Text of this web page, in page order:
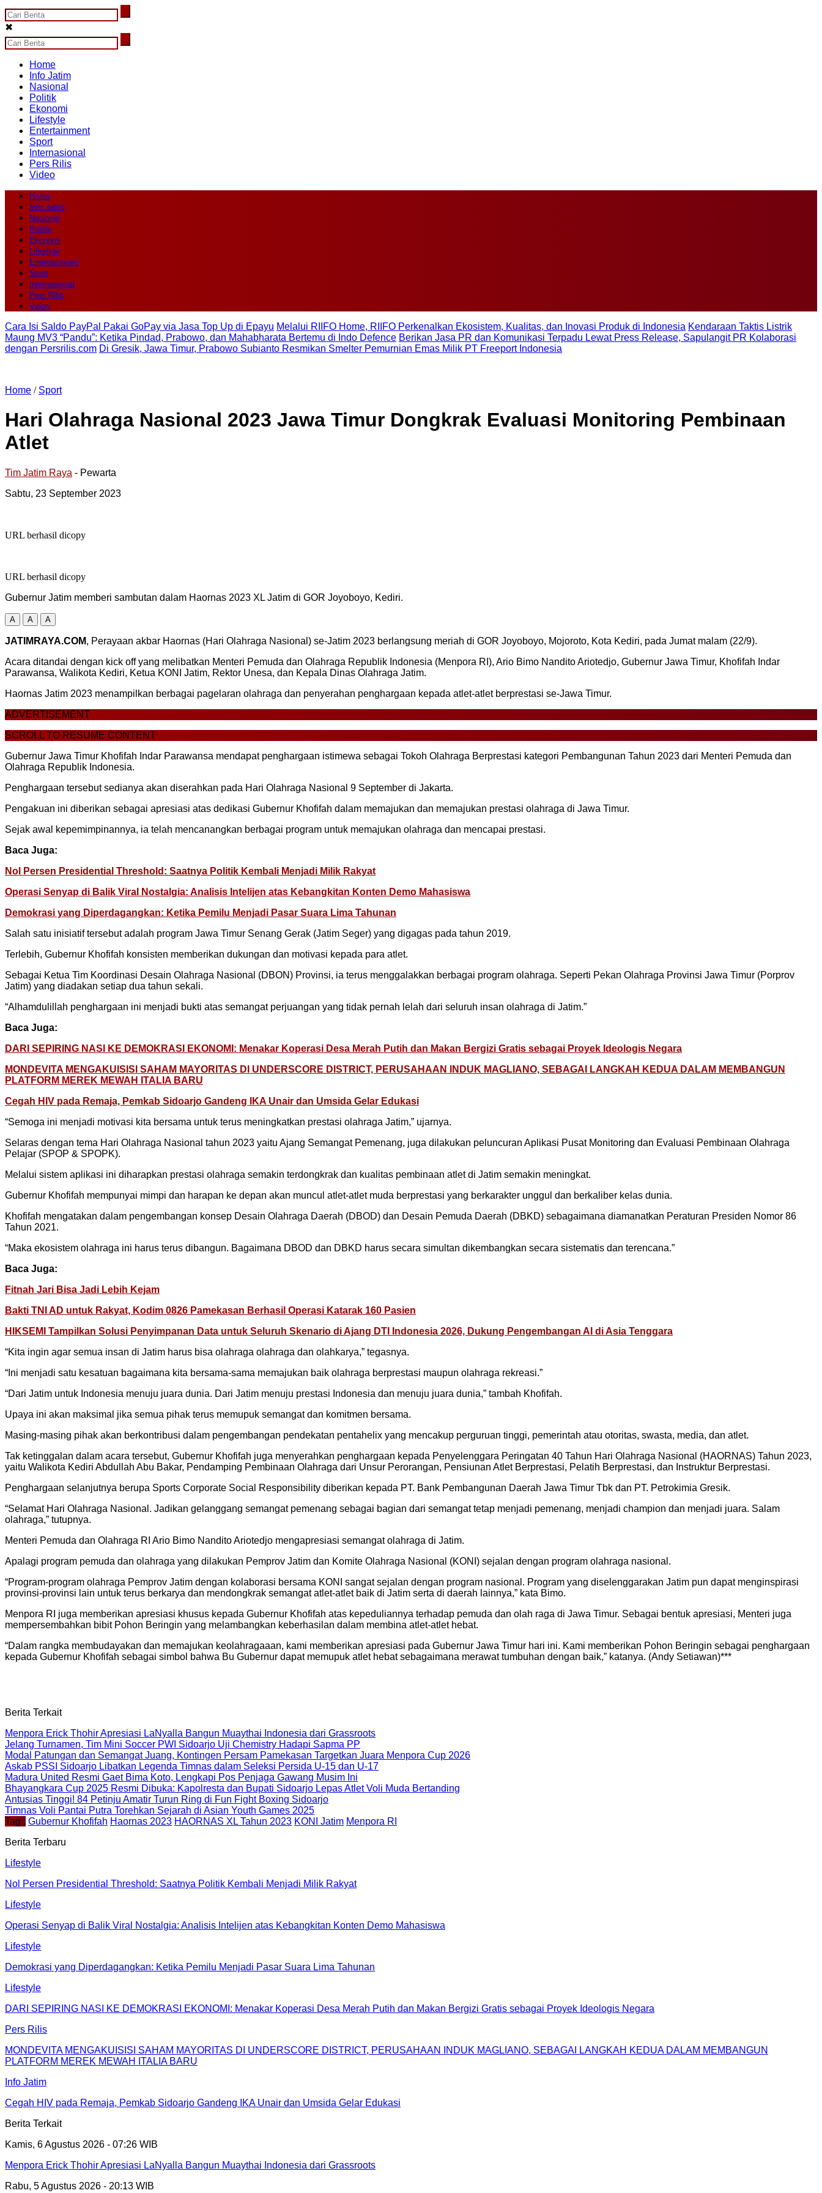
✖
Home
Info Jatim
Nasional
Politik
Ekonomi
Lifestyle
Entertainment
Sport
Internasional
Pers Rilis
Video
Home
Info Jatim
Nasional
Politik
Ekonomi
Lifestyle
Entertainment
Sport
Internasional
Pers Rilis
Video
Cara Isi Saldo PayPal Pakai GoPay via Jasa Top Up di Epayu Melalui RIIFO Home, RIIFO Perkenalkan Ekosistem, Kualitas, dan Inovasi Produk di Indonesia Kendaraan Taktis Listrik
Maung MV3 “Pandu”: Ketika Pindad, Prabowo, dan Mahabharata Bertemu di Indo Defence Berikan Jasa PR dan Komunikasi Terpadu Lewat Press Release, Sapulangit PR Kolaborasi
dengan Persrilis.com Di Gresik, Jawa Timur, Prabowo Subianto Resmikan Smelter Pemurnian Emas Milik PT Freeport Indonesia
Home / Sport
Hari Olahraga Nasional 2023 Jawa Timur Dongkrak Evaluasi Monitoring Pembinaan
Atlet
Tim Jatim Raya - Pewarta
Sabtu, 23 September 2023
URL berhasil dicopy
URL berhasil dicopy
Gubernur Jatim memberi sambutan dalam Haornas 2023 XL Jatim di GOR Joyoboyo, Kediri.
A A A
JATIMRAYA.COM, Perayaan akbar Haornas (Hari Olahraga Nasional) se-Jatim 2023 berlangsung meriah di GOR Joyoboyo, Mojoroto, Kota Kediri, pada Jumat malam (22/9).
Acara ditandai dengan kick off yang melibatkan Menteri Pemuda dan Olahraga Republik Indonesia (Menpora RI), Ario Bimo Nandito Ariotedjo, Gubernur Jawa Timur, Khofifah Indar
Parawansa, Walikota Kediri, Ketua KONI Jatim, Rektor Unesa, dan Kepala Dinas Olahraga Jatim.
Haornas Jatim 2023 menampilkan berbagai pagelaran olahraga dan penyerahan penghargaan kepada atlet-atlet berprestasi se-Jawa Timur.
ADVERTISEMENT
SCROLL TO RESUME CONTENT
Gubernur Jawa Timur Khofifah Indar Parawansa mendapat penghargaan istimewa sebagai Tokoh Olahraga Berprestasi kategori Pembangunan Tahun 2023 dari Menteri Pemuda dan
Olahraga Republik Indonesia.
Penghargaan tersebut sedianya akan diserahkan pada Hari Olahraga Nasional 9 September di Jakarta.
Pengakuan ini diberikan sebagai apresiasi atas dedikasi Gubernur Khofifah dalam memajukan dan memajukan prestasi olahraga di Jawa Timur.
Sejak awal kepemimpinannya, ia telah mencanangkan berbagai program untuk memajukan olahraga dan mencapai prestasi.
Baca Juga:
Nol Persen Presidential Threshold: Saatnya Politik Kembali Menjadi Milik Rakyat
Operasi Senyap di Balik Viral Nostalgia: Analisis Intelijen atas Kebangkitan Konten Demo Mahasiswa
Demokrasi yang Diperdagangkan: Ketika Pemilu Menjadi Pasar Suara Lima Tahunan
Salah satu inisiatif tersebut adalah program Jawa Timur Senang Gerak (Jatim Seger) yang digagas pada tahun 2019.
Terlebih, Gubernur Khofifah konsisten memberikan dukungan dan motivasi kepada para atlet.
Sebagai Ketua Tim Koordinasi Desain Olahraga Nasional (DBON) Provinsi, ia terus menggalakkan berbagai program olahraga. Seperti Pekan Olahraga Provinsi Jawa Timur (Porprov
Jatim) yang diadakan setiap dua tahun sekali.
“Alhamdulillah penghargaan ini menjadi bukti atas semangat perjuangan yang tidak pernah lelah dari seluruh insan olahraga di Jatim.”
Baca Juga:
DARI SEPIRING NASI KE DEMOKRASI EKONOMI: Menakar Koperasi Desa Merah Putih dan Makan Bergizi Gratis sebagai Proyek Ideologis Negara
MONDEVITA MENGAKUISISI SAHAM MAYORITAS DI UNDERSCORE DISTRICT, PERUSAHAAN INDUK MAGLIANO, SEBAGAI LANGKAH KEDUA DALAM MEMBANGUN
PLATFORM MEREK MEWAH ITALIA BARU
Cegah HIV pada Remaja, Pemkab Sidoarjo Gandeng IKA Unair dan Umsida Gelar Edukasi
“Semoga ini menjadi motivasi kita bersama untuk terus meningkatkan prestasi olahraga Jatim,” ujarnya.
Selaras dengan tema Hari Olahraga Nasional tahun 2023 yaitu Ajang Semangat Pemenang, juga dilakukan peluncuran Aplikasi Pusat Monitoring dan Evaluasi Pembinaan Olahraga
Pelajar (SPOP & SPOPK).
Melalui sistem aplikasi ini diharapkan prestasi olahraga semakin terdongkrak dan kualitas pembinaan atlet di Jatim semakin meningkat.
Gubernur Khofifah mempunyai mimpi dan harapan ke depan akan muncul atlet-atlet muda berprestasi yang berkarakter unggul dan berkaliber kelas dunia.
Khofifah mengatakan dalam pengembangan konsep Desain Olahraga Daerah (DBOD) dan Desain Pemuda Daerah (DBKD) sebagaimana diamanatkan Peraturan Presiden Nomor 86
Tahun 2021.
“Maka ekosistem olahraga ini harus terus dibangun. Bagaimana DBOD dan DBKD harus secara simultan dikembangkan secara sistematis dan terencana.”
Baca Juga:
Fitnah Jari Bisa Jadi Lebih Kejam
Bakti TNI AD untuk Rakyat, Kodim 0826 Pamekasan Berhasil Operasi Katarak 160 Pasien
HIKSEMI Tampilkan Solusi Penyimpanan Data untuk Seluruh Skenario di Ajang DTI Indonesia 2026, Dukung Pengembangan AI di Asia Tenggara
“Kita ingin agar semua insan di Jatim harus bisa olahraga olahraga dan olahkarya,” tegasnya.
“Ini menjadi satu kesatuan bagaimana kita bersama-sama memajukan baik olahraga berprestasi maupun olahraga rekreasi.”
“Dari Jatim untuk Indonesia menuju juara dunia. Dari Jatim menuju prestasi Indonesia dan menuju juara dunia,” tambah Khofifah.
Upaya ini akan maksimal jika semua pihak terus memupuk semangat dan komitmen bersama.
Masing-masing pihak akan berkontribusi dalam pengembangan pendekatan pentahelix yang mencakup perguruan tinggi, pemerintah atau otoritas, swasta, media, dan atlet.
Tak ketinggalan dalam acara tersebut, Gubernur Khofifah juga menyerahkan penghargaan kepada Penyelenggara Peringatan 40 Tahun Hari Olahraga Nasional (HAORNAS) Tahun 2023,
yaitu Walikota Kediri Abdullah Abu Bakar, Pendamping Pembinaan Olahraga dari Unsur Perorangan, Pensiunan Atlet Berprestasi, Pelatih Berprestasi, dan Instruktur Berprestasi.
Penghargaan selanjutnya berupa Sports Corporate Social Responsibility diberikan kepada PT. Bank Pembangunan Daerah Jawa Timur Tbk dan PT. Petrokimia Gresik.
“Selamat Hari Olahraga Nasional. Jadikan gelanggang semangat pemenang sebagai bagian dari semangat tetap menjadi pemenang, menjadi champion dan menjadi juara. Salam
olahraga,” tutupnya.
Menteri Pemuda dan Olahraga RI Ario Bimo Nandito Ariotedjo mengapresiasi semangat olahraga di Jatim.
Apalagi program pemuda dan olahraga yang dilakukan Pemprov Jatim dan Komite Olahraga Nasional (KONI) sejalan dengan program olahraga nasional.
“Program-program olahraga Pemprov Jatim dengan kolaborasi bersama KONI sangat sejalan dengan program nasional. Program yang diselenggarakan Jatim pun dapat menginspirasi
provinsi-provinsi lain untuk terus berkarya dan mendongkrak semangat atlet-atlet baik di Jatim serta di daerah lainnya,” kata Bimo.
Menpora RI juga memberikan apresiasi khusus kepada Gubernur Khofifah atas kepeduliannya terhadap pemuda dan olah raga di Jawa Timur. Sebagai bentuk apresiasi, Menteri juga
mempersembahkan bibit Pohon Beringin yang melambangkan keberhasilan dalam membina atlet-atlet hebat.
“Dalam rangka membudayakan dan memajukan keolahragaaan, kami memberikan apresiasi pada Gubernur Jawa Timur hari ini. Kami memberikan Pohon Beringin sebagai penghargaan
kepada Gubernur Khofifah sebagai simbol bahwa Bu Gubernur dapat memupuk atlet hebat sebagaimana merawat tumbuhan dengan baik,” katanya. (Andy Setiawan)***
Berita Terkait
Menpora Erick Thohir Apresiasi LaNyalla Bangun Muaythai Indonesia dari Grassroots
Jelang Turnamen, Tim Mini Soccer PWI Sidoarjo Uji Chemistry Hadapi Sapma PP
Modal Patungan dan Semangat Juang, Kontingen Persam Pamekasan Targetkan Juara Menpora Cup 2026
Askab PSSI Sidoarjo Libatkan Legenda Timnas dalam Seleksi Persida U-15 dan U-17
Madura United Resmi Gaet Bima Koto, Lengkapi Pos Penjaga Gawang Musim Ini
Bhayangkara Cup 2025 Resmi Dibuka: Kapolresta dan Bupati Sidoarjo Lepas Atlet Voli Muda Bertanding
Antusias Tinggi! 84 Petinju Amatir Turun Ring di Fun Fight Boxing Sidoarjo
Timnas Voli Pantai Putra Torehkan Sejarah di Asian Youth Games 2025
Tag : Gubernur Khofifah Haornas 2023 HAORNAS XL Tahun 2023 KONI Jatim Menpora RI
Berita Terbaru
Lifestyle
Nol Persen Presidential Threshold: Saatnya Politik Kembali Menjadi Milik Rakyat
Lifestyle
Operasi Senyap di Balik Viral Nostalgia: Analisis Intelijen atas Kebangkitan Konten Demo Mahasiswa
Lifestyle
Demokrasi yang Diperdagangkan: Ketika Pemilu Menjadi Pasar Suara Lima Tahunan
Lifestyle
DARI SEPIRING NASI KE DEMOKRASI EKONOMI: Menakar Koperasi Desa Merah Putih dan Makan Bergizi Gratis sebagai Proyek Ideologis Negara
Pers Rilis
MONDEVITA MENGAKUISISI SAHAM MAYORITAS DI UNDERSCORE DISTRICT, PERUSAHAAN INDUK MAGLIANO, SEBAGAI LANGKAH KEDUA DALAM MEMBANGUN
PLATFORM MEREK MEWAH ITALIA BARU
Info Jatim
Cegah HIV pada Remaja, Pemkab Sidoarjo Gandeng IKA Unair dan Umsida Gelar Edukasi
Berita Terkait
Kamis, 6 Agustus 2026 - 07:26 WIB
Menpora Erick Thohir Apresiasi LaNyalla Bangun Muaythai Indonesia dari Grassroots
Rabu, 5 Agustus 2026 - 20:13 WIB